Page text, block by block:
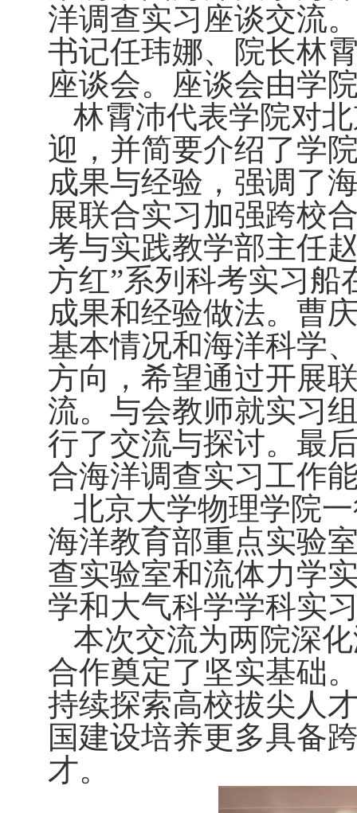
洋调查实习座谈交流
书记任玮娜、院长林
座谈会。座谈会由学
林霄沛代表学院对
迎，并简要介绍了学
成果与经验，强调了
展联合实习加强跨校
考与实践教学部主任
方红”系列科考实习
成果和经验做法。曹
基本情况和海洋科学
方向，希望通过开展
流。与会教师就实习
行了交流与探讨。最
合海洋调查实习工作
北京大学物理学院
海洋教育部重点实验
查实验室和流体力学
学和大气科学学科实
本次交流为两院深
合作奠定了坚实基础
持续探索高校拔尖人
国建设培养更多具备
才。